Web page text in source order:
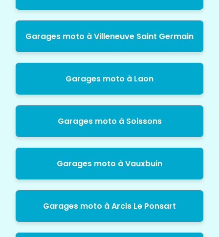
Garages moto à Villeneuve Saint Germain
Garages moto à Laon
Garages moto à Soissons
Garages moto à Vauxbuin
Garages moto à Arcis Le Ponsart